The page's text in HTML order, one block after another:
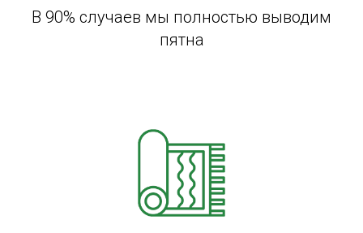
В 90% случаев мы полностью выводим
пятна